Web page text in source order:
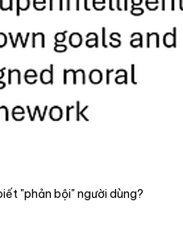
"phản bội" người dùng?